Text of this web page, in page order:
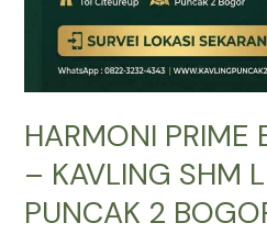
HARMONI PRIME
– KAVLING SHM
PUNCAK 2